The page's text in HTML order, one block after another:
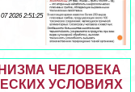
2026 2:51:25
ЧЕЛОВЕКА
УСЛОВИЯХ